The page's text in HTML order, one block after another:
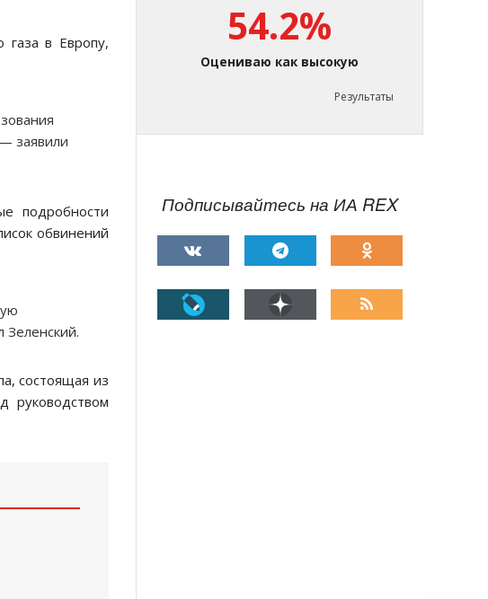
в Европу,
заявили
подробности
обвинений
состоящая из
руководством
54.2%
Оцениваю как высокую
Результаты
Подписывайтесь на ИА REX